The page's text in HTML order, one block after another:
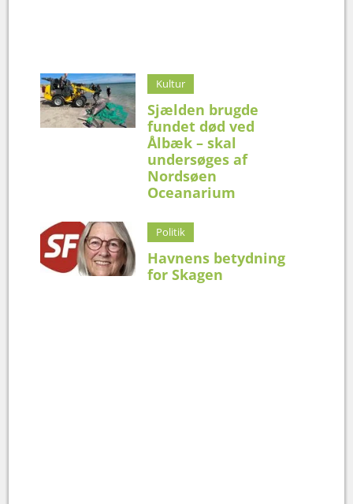
Kultur
Sjælden brugde
fundet død ved
Ålbæk – skal
undersøges af
Nordsøen
Oceanarium
Politik
Havnens betydning
for Skagen